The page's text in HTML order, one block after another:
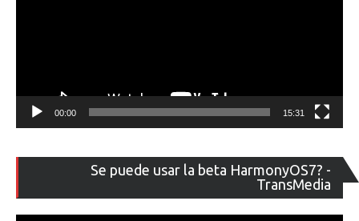
00:00 15:31
Se puede usar la beta HarmonyOS7? -
TransMedia
de